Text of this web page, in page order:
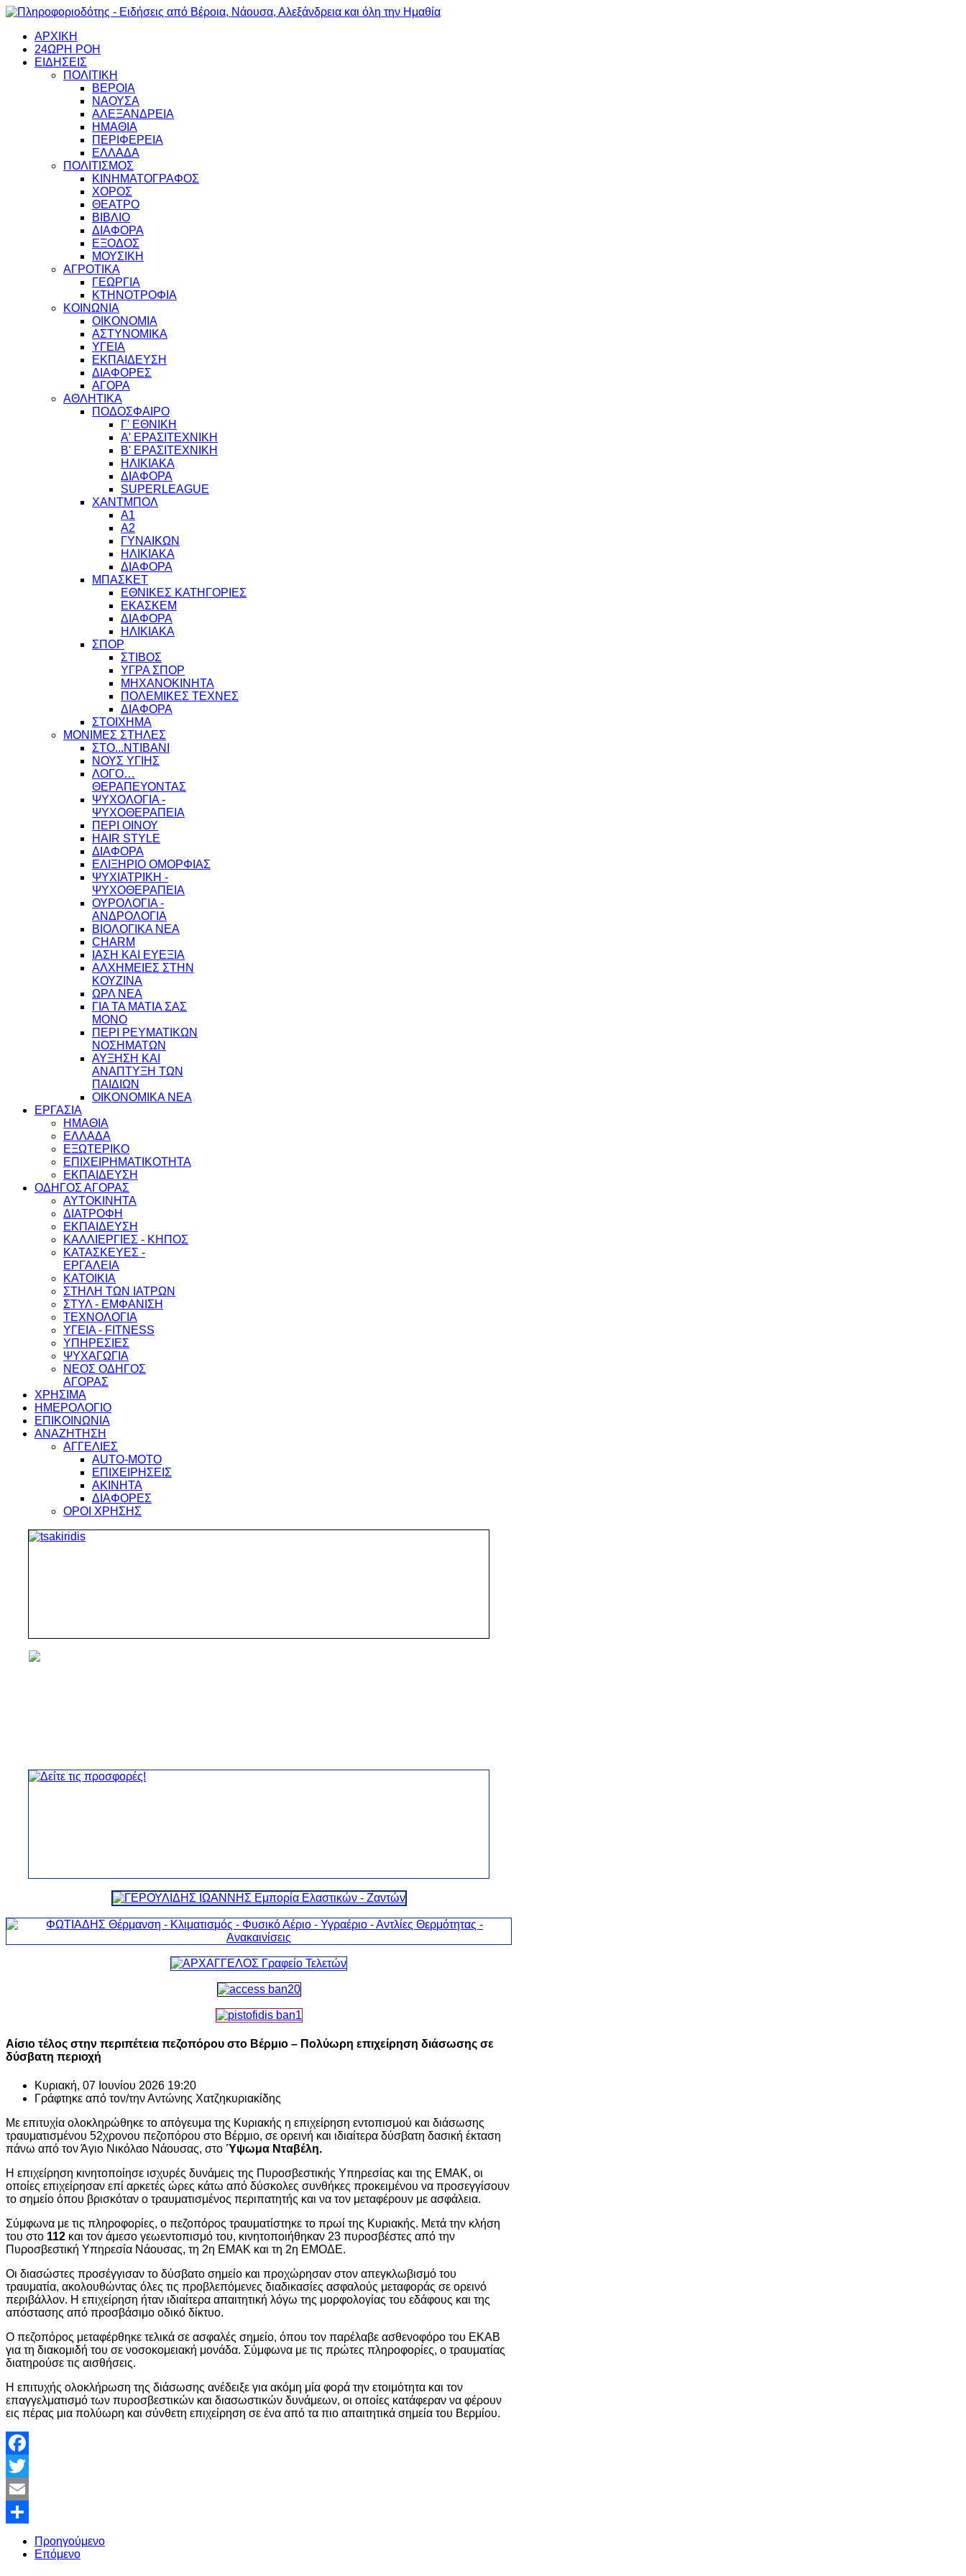
ΑΡΧΙΚΗ
24ΩΡΗ ΡΟΗ
ΕΙΔΗΣΕΙΣ
ΠΟΛΙΤΙΚΗ
ΒΕΡΟΙΑ
ΝΑΟΥΣΑ
ΑΛΕΞΑΝΔΡΕΙΑ
ΗΜΑΘΙΑ
ΠΕΡΙΦΕΡΕΙΑ
ΕΛΛΑΔΑ
ΠΟΛΙΤΙΣΜΟΣ
ΚΙΝΗΜΑΤΟΓΡΑΦΟΣ
ΧΟΡΟΣ
ΘΕΑΤΡΟ
ΒΙΒΛΙΟ
ΔΙΑΦΟΡΑ
ΕΞΟΔΟΣ
ΜΟΥΣΙΚΗ
ΑΓΡΟΤΙΚΑ
ΓΕΩΡΓΙΑ
ΚΤΗΝΟΤΡΟΦΙΑ
ΚΟΙΝΩΝΙΑ
ΟΙΚΟΝΟΜΙΑ
ΑΣΤΥΝΟΜΙΚΑ
ΥΓΕΙΑ
ΕΚΠΑΙΔΕΥΣΗ
ΔΙΑΦΟΡΕΣ
ΑΓΟΡΑ
ΑΘΛΗΤΙΚΑ
ΠΟΔΟΣΦΑΙΡΟ
Γ' ΕΘΝΙΚΗ
Α' ΕΡΑΣΙΤΕΧΝΙΚΗ
Β' ΕΡΑΣΙΤΕΧΝΙΚΗ
ΗΛΙΚΙΑΚΑ
ΔΙΑΦΟΡΑ
SUPERLEAGUE
ΧΑΝΤΜΠΟΛ
Α1
Α2
ΓΥΝΑΙΚΩΝ
ΗΛΙΚΙΑΚΑ
ΔΙΑΦΟΡΑ
ΜΠΑΣΚΕΤ
ΕΘΝΙΚΕΣ ΚΑΤΗΓΟΡΙΕΣ
ΕΚΑΣΚΕΜ
ΔΙΑΦΟΡΑ
ΗΛΙΚΙΑΚΑ
ΣΠΟΡ
ΣΤΙΒΟΣ
ΥΓΡΑ ΣΠΟΡ
ΜΗΧΑΝΟΚΙΝΗΤΑ
ΠΟΛΕΜΙΚΕΣ ΤΕΧΝΕΣ
ΔΙΑΦΟΡΑ
ΣΤΟΙΧΗΜΑ
ΜΟΝΙΜΕΣ ΣΤΗΛΕΣ
ΣΤΟ...ΝΤΙΒΑΝΙ
ΝΟΥΣ ΥΓΙΗΣ
ΛΟΓΟ…
ΘΕΡΑΠΕΥΟΝΤΑΣ
ΨΥΧΟΛΟΓΙΑ -
ΨΥΧΟΘΕΡΑΠΕΙΑ
ΠΕΡΙ ΟΙΝΟΥ
HAIR STYLE
ΔΙΑΦΟΡΑ
ΕΛΙΞΗΡΙΟ ΟΜΟΡΦΙΑΣ
ΨΥΧΙΑΤΡΙΚΗ -
ΨΥΧΟΘΕΡΑΠΕΙΑ
ΟΥΡΟΛΟΓΙΑ -
ΑΝΔΡΟΛΟΓΙΑ
ΒΙΟΛΟΓΙΚΑ ΝΕΑ
CHARM
ΙΑΣΗ ΚΑΙ ΕΥΕΞΙΑ
ΑΛΧΗΜΕΙΕΣ ΣΤΗΝ
ΚΟΥΖΙΝΑ
ΩΡΛ ΝEA
ΓΙΑ ΤΑ ΜΑΤΙΑ ΣΑΣ
ΜΟΝΟ
ΠΕΡΙ ΡΕΥΜΑΤΙΚΩΝ
ΝΟΣΗΜΑΤΩΝ
ΑΥΞΗΣΗ ΚΑΙ
ΑΝΑΠΤΥΞΗ ΤΩΝ
ΠΑΙΔΙΩΝ
ΟΙΚΟΝΟΜΙΚΑ ΝΕΑ
ΕΡΓΑΣΙΑ
ΗΜΑΘΙΑ
ΕΛΛΑΔΑ
ΕΞΩΤΕΡΙΚΟ
ΕΠΙΧΕΙΡΗΜΑΤΙΚΟΤΗΤΑ
ΕΚΠΑΙΔΕΥΣΗ
ΟΔΗΓΟΣ ΑΓΟΡΑΣ
ΑΥΤΟΚΙΝΗΤΑ
ΔΙΑΤΡΟΦΗ
ΕΚΠΑΙΔΕΥΣΗ
ΚΑΛΛΙΕΡΓΙΕΣ - ΚΗΠΟΣ
ΚΑΤΑΣΚΕΥΕΣ -
ΕΡΓΑΛΕΙΑ
ΚΑΤΟΙΚΙΑ
ΣΤΗΛΗ ΤΩΝ ΙΑΤΡΩΝ
ΣΤΥΛ - ΕΜΦΑΝΙΣΗ
ΤΕΧΝΟΛΟΓΙΑ
ΥΓΕΙΑ - FITNESS
ΥΠΗΡΕΣΙΕΣ
ΨΥΧΑΓΩΓΙΑ
ΝΕΟΣ ΟΔΗΓΟΣ
ΑΓΟΡΑΣ
ΧΡΗΣΙΜΑ
ΗΜΕΡΟΛΟΓΙΟ
ΕΠΙΚΟΙΝΩΝΙΑ
ΑΝΑΖΗΤΗΣΗ
ΑΓΓΕΛΙΕΣ
AUTO-MOTO
ΕΠΙΧΕΙΡΗΣΕΙΣ
ΑΚΙΝΗΤΑ
ΔΙΑΦΟΡΕΣ
ΟΡΟΙ ΧΡΗΣΗΣ
Αίσιο τέλος στην περιπέτεια πεζοπόρου στο Βέρμιο – Πολύωρη επιχείρηση διάσωσης σε
δύσβατη περιοχή
Κυριακή, 07 Ιουνίου 2026 19:20
Γράφτηκε από τον/τηνΑντώνης Χατζηκυριακίδης
Με επιτυχία ολοκληρώθηκε το απόγευμα της Κυριακής η επιχείρηση εντοπισμού και διάσωσης
τραυματισμένου 52χρονου πεζοπόρου στο Βέρμιο, σε ορεινή και ιδιαίτερα δύσβατη δασική έκταση
πάνω από τον Άγιο Νικόλαο Νάουσας, στο Ύψωμα Νταβέλη.
Η επιχείρηση κινητοποίησε ισχυρές δυνάμεις της Πυροσβεστικής Υπηρεσίας και της ΕΜΑΚ, οι
οποίες επιχείρησαν επί αρκετές ώρες κάτω από δύσκολες συνθήκες προκειμένου να προσεγγίσουν
το σημείο όπου βρισκόταν ο τραυματισμένος περιπατητής και να τον μεταφέρουν με ασφάλεια.
Σύμφωνα με τις πληροφορίες, ο πεζοπόρος τραυματίστηκε το πρωί της Κυριακής. Μετά την κλήση
του στο 112 και τον άμεσο γεωεντοπισμό του, κινητοποιήθηκαν 23 πυροσβέστες από την
Πυροσβεστική Υπηρεσία Νάουσας, τη 2η ΕΜΑΚ και τη 2η ΕΜΟΔΕ.
Οι διασώστες προσέγγισαν το δύσβατο σημείο και προχώρησαν στον απεγκλωβισμό του
τραυματία, ακολουθώντας όλες τις προβλεπόμενες διαδικασίες ασφαλούς μεταφοράς σε ορεινό
περιβάλλον. Η επιχείρηση ήταν ιδιαίτερα απαιτητική λόγω της μορφολογίας του εδάφους και της
απόστασης από προσβάσιμο οδικό δίκτυο.
Ο πεζοπόρος μεταφέρθηκε τελικά σε ασφαλές σημείο, όπου τον παρέλαβε ασθενοφόρο του ΕΚΑΒ
για τη διακομιδή του σε νοσοκομειακή μονάδα. Σύμφωνα με τις πρώτες πληροφορίες, ο τραυματίας
διατηρούσε τις αισθήσεις.
Η επιτυχής ολοκλήρωση της διάσωσης ανέδειξε για ακόμη μία φορά την ετοιμότητα και τον
επαγγελματισμό των πυροσβεστικών και διασωστικών δυνάμεων, οι οποίες κατάφεραν να φέρουν
εις πέρας μια πολύωρη και σύνθετη επιχείρηση σε ένα από τα πιο απαιτητικά σημεία του Βερμίου.
Facebook
Twitter
Email
Share
Προηγούμενο
Επόμενο